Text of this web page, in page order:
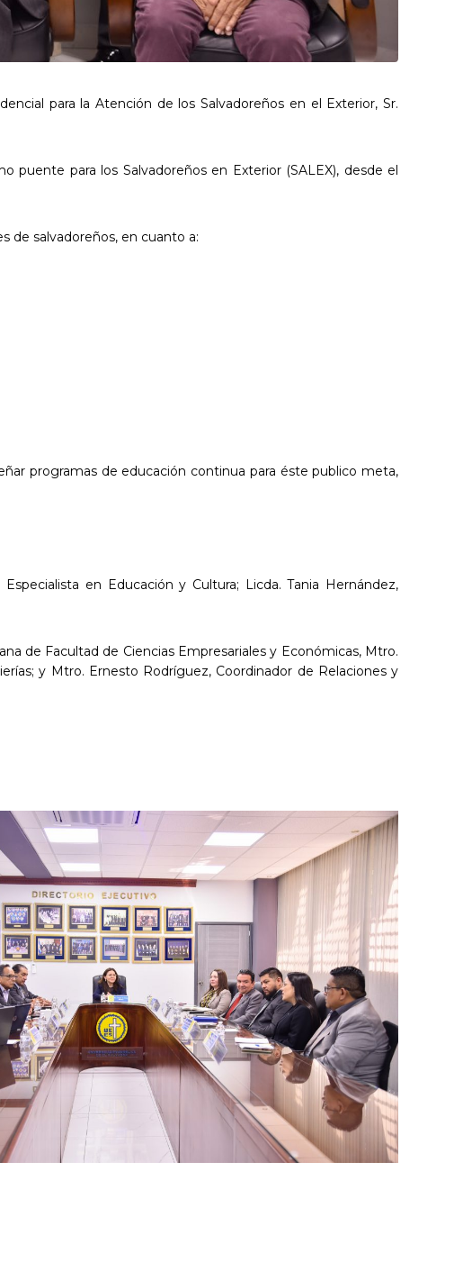
para la Atención de los Salvadoreños en el Exterior, Sr.
puente para los Salvadoreños en Exterior (SALEX), desde el
de salvadoreños, en cuanto a:
programas de educación continua para éste publico meta,
en Educación y Cultura; Licda. Tania Hernández,
de Facultad de Ciencias Empresariales y Económicas, Mtro.
y Mtro. Ernesto Rodríguez, Coordinador de Relaciones y